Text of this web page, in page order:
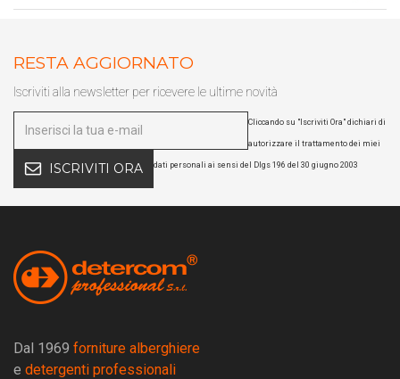
RESTA AGGIORNATO
Iscriviti alla newsletter per ricevere le ultime novità
ISCRIVITI ORA
Cliccando su "Iscriviti Ora" dichiari di
autorizzare il trattamento dei miei
dati personali ai sensi del Dlgs 196 del 30 giugno 2003
Dal 1969 forniture alberghiere
e detergenti professionali